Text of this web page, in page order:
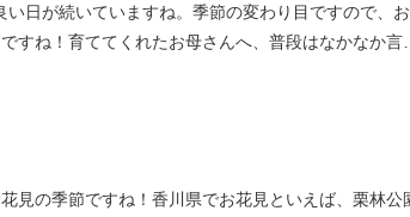
日が続いていますね。季節の変わり目ですので、
すね！育ててくれたお母さんへ、普段はなかなか
見の季節ですね！香川県でお花見といえば、栗林公